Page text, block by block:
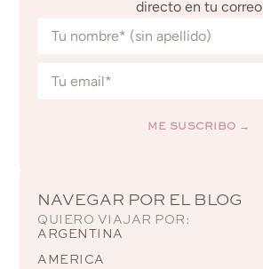
directo en tu correo
ME SUSCRIBO →
NAVEGAR POR EL BLOG
QUIERO VIAJAR POR:
ARGENTINA
AMERICA